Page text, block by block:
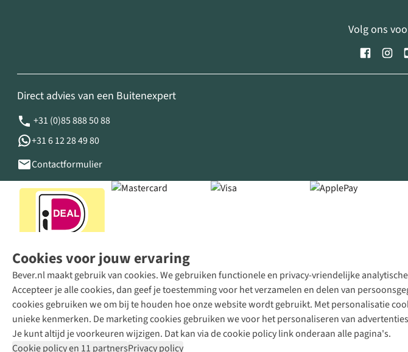
Cookies voor jouw ervaring
Bever.nl maakt gebruik van cookies. We gebruiken functionele en privacy-vriendelijke
Accepteer je alle cookies, dan geef je toestemming voor het verzamelen en delen van
cookies gebruiken we om bij te houden hoe onze website wordt gebruikt. Met personalisatie
unieke kenmerken. De marketing cookies gebruiken we voor het personaliseren van
Je kunt altijd je voorkeuren wijzigen. Dat kan via de cookie policy link onderaan alle pagina's.
Cookie policy en 11 partnersPrivacy policy
Volg ons
Direct advies van een Buitenexpert
+31 (0)85 888 50 88
+31 6 12 28 49 80
Contactformulier